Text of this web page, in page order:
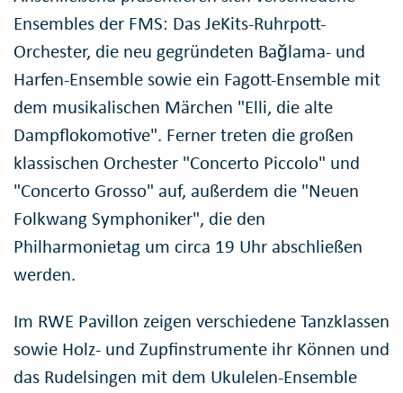
Ensembles der FMS: Das JeKits-Ruhrpott-
Orchester, die neu gegründeten Bağlama- und
Harfen-Ensemble sowie ein Fagott-Ensemble mit
dem musikalischen Märchen "Elli, die alte
Dampflokomotive". Ferner treten die großen
klassischen Orchester "Concerto Piccolo" und
"Concerto Grosso" auf, außerdem die "Neuen
Folkwang Symphoniker", die den
Philharmonietag um circa 19 Uhr abschließen
werden.
Im RWE Pavillon zeigen verschiedene Tanzklassen
sowie Holz- und Zupfinstrumente ihr Können und
das Rudelsingen mit dem Ukulelen-Ensemble